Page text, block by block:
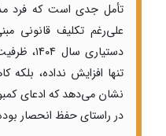
تأمل جدی است که فرد
علی‌رغم تکلیف قانونی
دستیاری
تنها افزایش نداده،
نشان می‌دهد که ادعای
در راستای حفظ انحصار